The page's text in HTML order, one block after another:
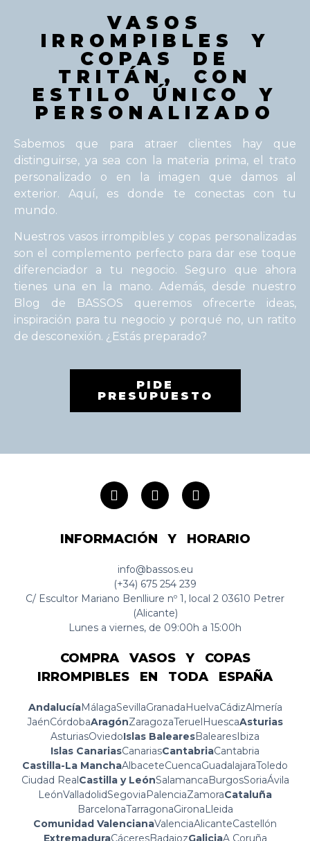
VASOS
IRROMPIBLES Y
COPAS DE
TRITÁN, CON
ESTILO ÚNICO Y
PERSONALIZADO
Sabemos que para atraer clientes hay que
distinguirse, ya sea con la materia prima, el trato
personalizado o en la imagen que damos al
exterior. Aquí, es donde te conectas con tu
mundo.
Nuestros vasos irrompibles y copas personalizadas
son el complemento perfecto para dar ese toque
diferenciador a tu negocio. Seguro que ahora
tienes una en la mano. Además, desde nuestro
Blog de BASSOS queremos ofrecerte ideas,
inspiración para tu negocio y porqué no, un ratito
de desconexión. ¿Estás preparado?
PIDE
PRESUPUESTO
INFORMACIÓN Y HORARIO
info@bassos.eu
(+34) 675 254 239
C/ Escultor Mariano Benlliure nº 1, local 2 03610 Petrer
(Alicante)
Lunes a viernes, de 09:00h a 15:00h
COMPRA VASOS Y COPAS
IRROMPIBLES EN TODA ESPAÑA
AndalucíaMálagaSevillaGranadaHuelvaCádizAlmería
JaénCórdobaAragónZaragozaTeruelHuescaAsturias
AsturiasOviedoIslas BalearesBalearesIbiza
Islas CanariasCanariasCantabriaCantabria
Castilla-La ManchaAlbaceteCuencaGuadalajaraToledo
Ciudad RealCastilla y LeónSalamancaBurgosSoriaÁvila
LeónValladolidSegoviaPalenciaZamoraCataluña
BarcelonaTarragonaGironaLleida
Comunidad ValencianaValenciaAlicanteCastellón
ExtremaduraCáceresBadajozGaliciaA Coruña